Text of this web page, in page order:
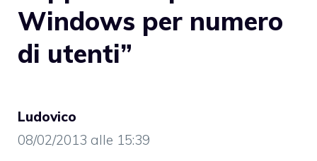
Windows per numero
di utenti”
Ludovico
08/02/2013 alle 15:39